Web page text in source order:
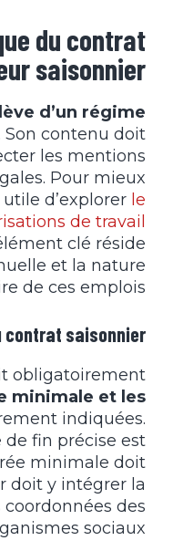
du contrat
saisonnier
d’un régime
Son contenu doit
les mentions
Pour mieux
d’explorer le
de travail
clé réside
et la nature
de ces emplois.
contrat saisonnier
obligatoirement
minimale et les
indiquées.
de fin précise est
minimale doit
doit y intégrer la
des
sociaux.